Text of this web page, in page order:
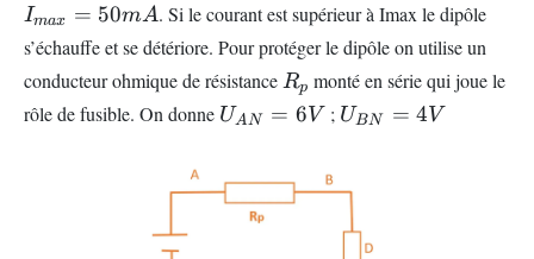
Imax = 50mA. Si le courant est supérieur à Imax le dipôle
s’échauffe et se détériore. Pour protéger le dipôle on utilise un
conducteur ohmique de résistance R_{p}
Rp monté en série qui joue le
rôle de fusible. On donne U_{AN}=6V
UAN = 6V ; U_{BN}=4V
UBN = 4V